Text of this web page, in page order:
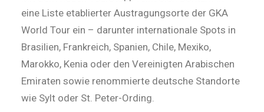
eine Liste etablierter Austragungsorte der GKA
World Tour ein – darunter internationale Spots in
Brasilien, Frankreich, Spanien, Chile, Mexiko,
Marokko, Kenia oder den Vereinigten Arabischen
Emiraten sowie renommierte deutsche Standorte
wie Sylt oder St. Peter-Ording.